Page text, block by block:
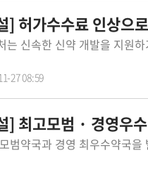
] 허가수수료 인상으
27 08:59
] 최고모범 · 경영우